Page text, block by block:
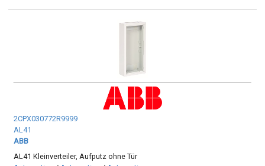
2CPX030772R9999
AL41
ABB
AL41 Kleinverteiler, Aufputz ohne Tür